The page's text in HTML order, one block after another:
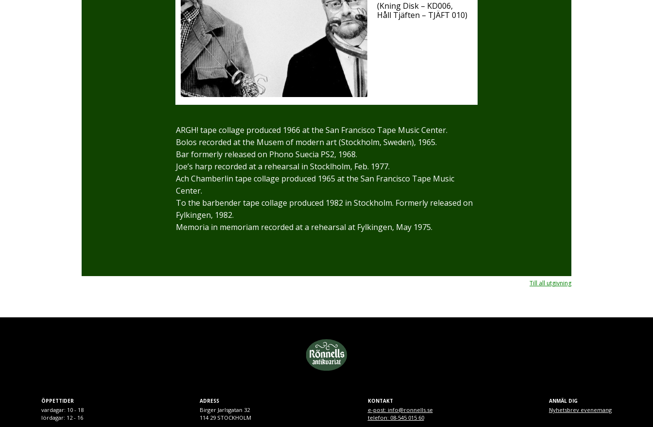
(Kning Disk ‎– KD006,
Håll Tjäften ‎– TJÄFT 010)
ARGH! tape collage produced 1966 at the San Francisco Tape Music Center.
Bolos recorded at the Musem of modern art (Stockholm, Sweden), 1965.
Bar formerly released on Phono Suecia PS2, 1968.
Joe’s harp recorded at a rehearsal in Stocklholm, Feb. 1977.
Ach Chamberlin tape collage produced 1965 at the San Francisco Tape Music
Center.
To the barbender tape collage produced 1982 in Stockholm. Formerly released on
Fylkingen, 1982.
Memoria in memoriam recorded at a rehearsal at Fylkingen, May 1975.
Till all utgivning
ÖPPETTIDER
vardagar: 10 - 18
lördagar: 12 - 16
ADRESS
Birger Jarlsgatan 32
114 29 STOCKHOLM
KONTAKT
e-post: info@ronnells.se
telefon: 08-545 015 60
ANMÄL DIG
Nyhetsbrev evenemang